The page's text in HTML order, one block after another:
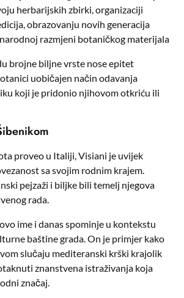
herbarijskih zbirki, organizaciji
obrazovanju novih generacija
razmjeni botaničkog materijala
brojne biljne vrste nose epitet
uobičajen način odavanja
koji je pridonio njihovom otkriću ili
proveo u Italiji, Visiani je uvijek
sa svojim rodnim krajem.
pejzaži i biljke bili temelj njegova
rada.
ime i danas spominje u kontekstu
baštine grada. On je primjer kako
slučaju mediteranski krški krajolik
znanstvena istraživanja koja
značaj.